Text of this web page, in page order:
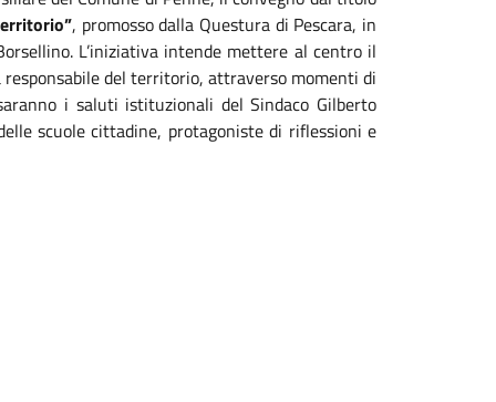
, promosso dalla Questura di Pescara, in
L’iniziativa intende mettere al centro il
del territorio, attraverso momenti di
i saluti istituzionali del Sindaco Gilberto
scuole cittadine, protagoniste di riflessioni e